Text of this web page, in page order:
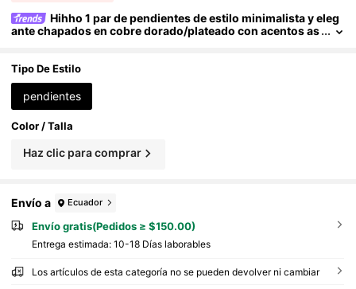
Hihho 1 par de pendientes de estilo minimalista y eleg
ante chapados en cobre dorado/plateado con acentos as
Tipo De Estilo
pendientes
Color / Talla
Haz clic para comprar
Envío a Ecuador
Envío gratis(Pedidos ≥ $150.00)
Entrega estimada: 10-18 Días laborables
Los artículos de esta categoría no se pueden devolver ni cambiar